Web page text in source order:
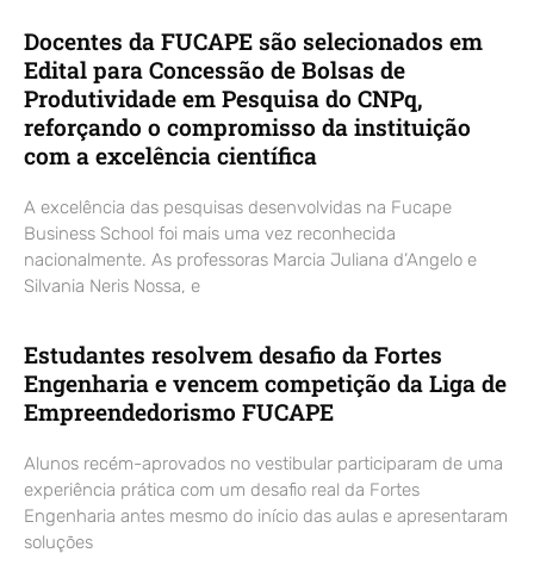
Docentes da FUCAPE são selecionados em
Edital para Concessão de Bolsas de
Produtividade em Pesquisa do CNPq,
reforçando o compromisso da instituição
com a excelência científica
A excelência das pesquisas desenvolvidas na Fucape
Business School foi mais uma vez reconhecida
nacionalmente. As professoras Marcia Juliana d’Angelo e
Silvania Neris Nossa, e
Estudantes resolvem desafio da Fortes
Engenharia e vencem competição da Liga de
Empreendedorismo FUCAPE
Alunos recém-aprovados no vestibular participaram de uma
experiência prática com um desafio real da Fortes
Engenharia antes mesmo do início das aulas e apresentaram
soluções